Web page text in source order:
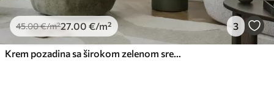
45.00€/m²27.00 €/m² 3
Krem pozadina sa širokom zelenom središnjom prugom